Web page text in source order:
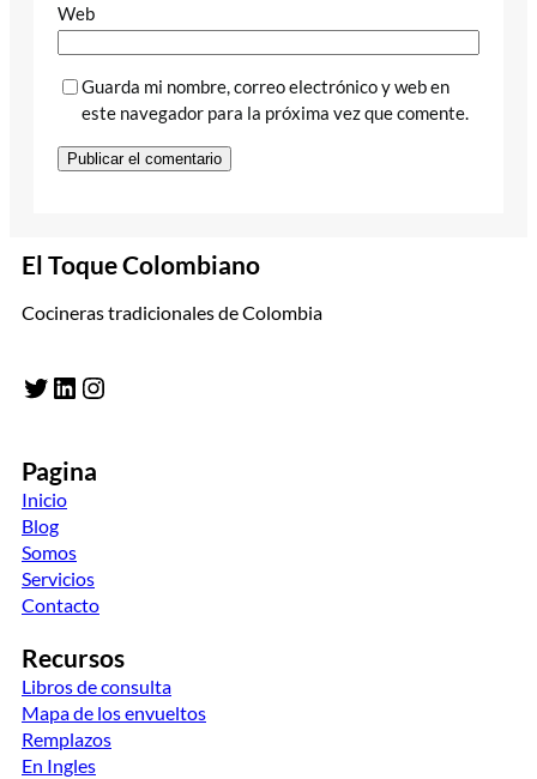
Web
Guarda mi nombre, correo electrónico y web en
este navegador para la próxima vez que comente.
El Toque Colombiano
Cocineras tradicionales de Colombia
Twitter LinkedIn Instagram
Pagina
Inicio
Blog
Somos
Servicios
Contacto
Recursos
Libros de consulta
Mapa de los envueltos
Remplazos
En Ingles